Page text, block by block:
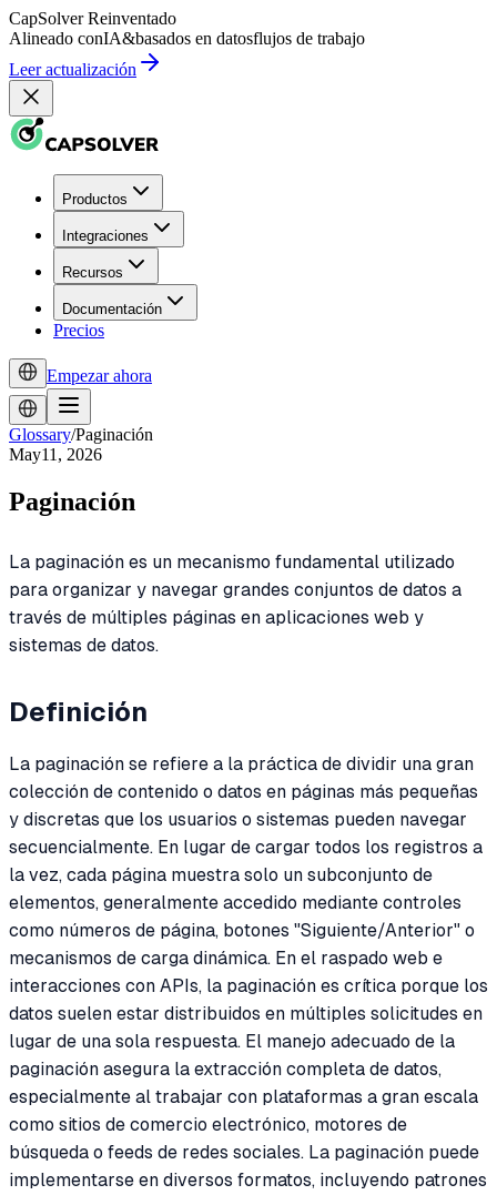
CapSolver Reinventado
Alineado conIA&basados en datosflujos de trabajo
Leer actualización
Productos
Integraciones
Recursos
Documentación
Precios
Empezar ahora
Glossary/Paginación
May11, 2026
Paginación
La paginación es un mecanismo fundamental utilizado
para organizar y navegar grandes conjuntos de datos a
través de múltiples páginas en aplicaciones web y
sistemas de datos.
Definición
La paginación se refiere a la práctica de dividir una gran
colección de contenido o datos en páginas más pequeñas
y discretas que los usuarios o sistemas pueden navegar
secuencialmente. En lugar de cargar todos los registros a
la vez, cada página muestra solo un subconjunto de
elementos, generalmente accedido mediante controles
como números de página, botones "Siguiente/Anterior" o
mecanismos de carga dinámica. En el raspado web e
interacciones con APIs, la paginación es crítica porque los
datos suelen estar distribuidos en múltiples solicitudes en
lugar de una sola respuesta. El manejo adecuado de la
paginación asegura la extracción completa de datos,
especialmente al trabajar con plataformas a gran escala
como sitios de comercio electrónico, motores de
búsqueda o feeds de redes sociales. La paginación puede
implementarse en diversos formatos, incluyendo patrones